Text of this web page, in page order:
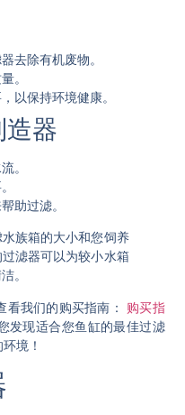
去除有机废物。
。
以保持环境健康。
器
。
助过滤。
族箱的大小和您饲养
滤器可以为较小水箱
。
我们的购买指南： 购买指
发现适合您鱼缸的最佳过滤
境！